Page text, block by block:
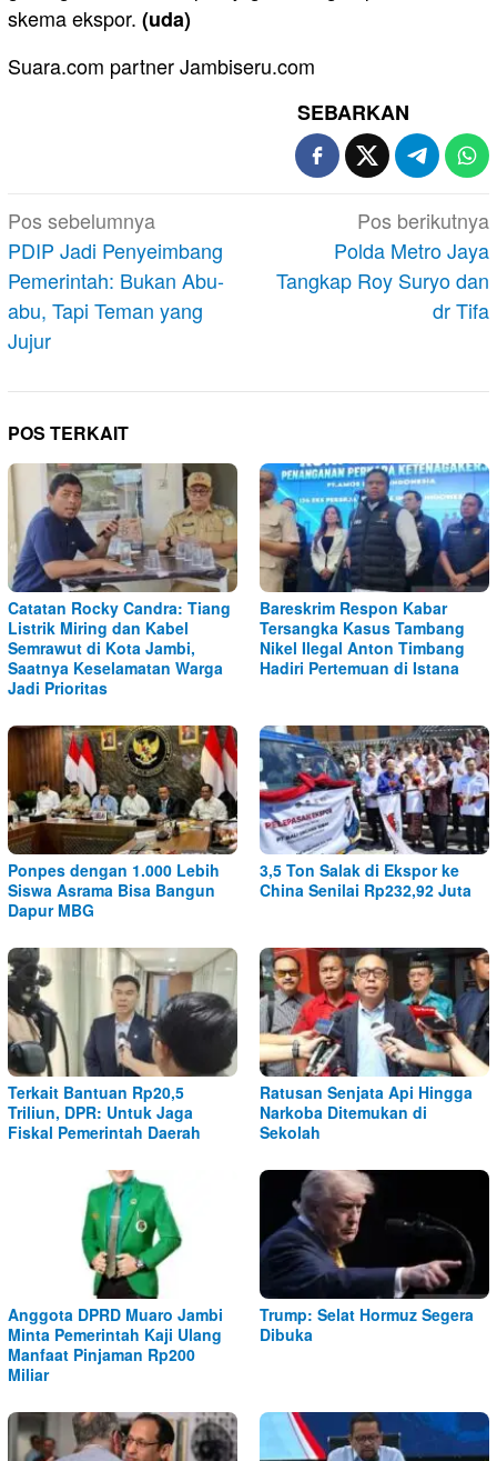
skema ekspor. (uda)
Suara.com partner Jambiseru.com
SEBARKAN
Navigasi
pos
Pos sebelumnya
PDIP Jadi Penyeimbang
Pemerintah: Bukan Abu-
abu, Tapi Teman yang
Jujur
Pos berikutnya
Polda Metro Jaya
Tangkap Roy Suryo dan
dr Tifa
POS TERKAIT
Catatan Rocky Candra: Tiang
Listrik Miring dan Kabel
Semrawut di Kota Jambi,
Saatnya Keselamatan Warga
Jadi Prioritas
Bareskrim Respon Kabar
Tersangka Kasus Tambang
Nikel Ilegal Anton Timbang
Hadiri Pertemuan di Istana
Ponpes dengan 1.000 Lebih
Siswa Asrama Bisa Bangun
Dapur MBG
3,5 Ton Salak di Ekspor ke
China Senilai Rp232,92 Juta
Terkait Bantuan Rp20,5
Triliun, DPR: Untuk Jaga
Fiskal Pemerintah Daerah
Ratusan Senjata Api Hingga
Narkoba Ditemukan di
Sekolah
Anggota DPRD Muaro Jambi
Minta Pemerintah Kaji Ulang
Manfaat Pinjaman Rp200
Miliar
Trump: Selat Hormuz Segera
Dibuka